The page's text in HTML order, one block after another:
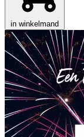
in winkelmand